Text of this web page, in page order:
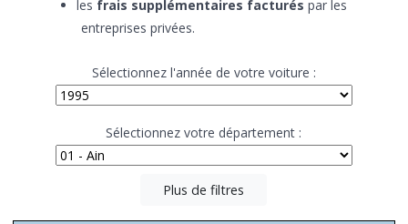
les frais supplémentaires facturés par les
entreprises privées.
Sélectionnez l'année de votre voiture :
Sélectionnez votre département :
Plus de filtres